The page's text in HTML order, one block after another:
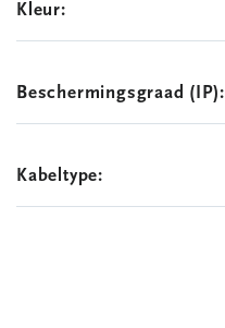
Kleur:
Beschermingsgraad (IP):
Kabeltype: